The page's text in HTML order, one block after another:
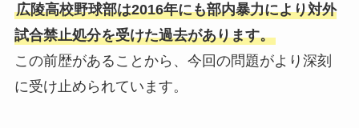
広陵高校野球部は2016年にも部内暴力により対外
試合禁止処分を受けた過去があります。
この前歴があることから、今回の問題がより深刻
に受け止められています。